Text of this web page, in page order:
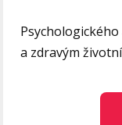
a zdravým